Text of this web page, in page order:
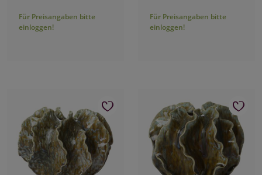
Für Preisangaben bitte
einloggen!
Für Preisangaben bitte
einloggen!